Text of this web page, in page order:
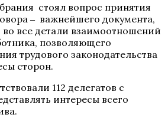
стоял вопрос принятия
‒ важнейшего документа,
во все детали взаимоотношений
позволяющего
трудового законодательства
сторон.
112 делегатов с
интересы всего